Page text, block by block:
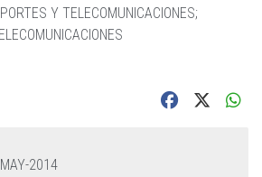
Y TELECOMUNICACIONES;
2014